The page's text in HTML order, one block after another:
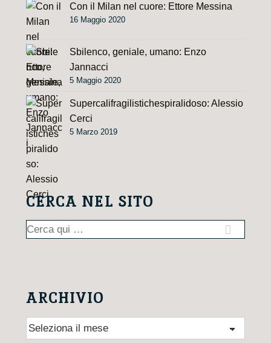
Con il Milan nel cuore: Ettore Messina
16 Maggio 2020
Sbilenco, geniale, umano: Enzo
Jannacci
5 Maggio 2020
Supercalifragilistichespiralidoso: Alessio
Cerci
5 Marzo 2019
CERCA NEL SITO
Cerca:
ARCHIVIO
Archivio